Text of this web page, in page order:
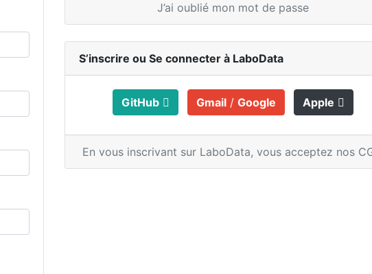
J’ai oublié mon mot de passe
S’inscrire ou Se connecter à LaboData
GitHub Gmail /Google Apple
En vous inscrivant sur LaboData,vous acceptez nos